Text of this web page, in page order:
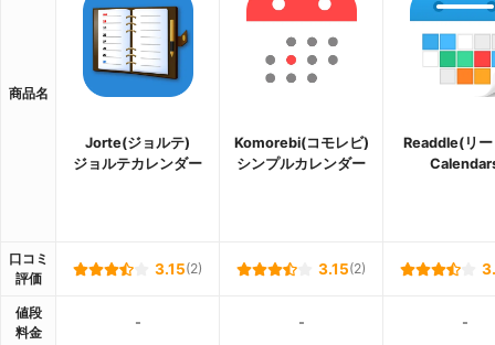
商品名
Jorte(ジョルテ)
ジョルテカレンダー
Komorebi(コモレビ)
シンプルカレンダー
Readdle(リ
口コミ
評価
3.15(2) 3.15(2)
値段
料金
- - -